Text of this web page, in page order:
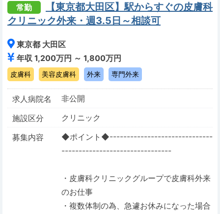
常勤
【東京都大田区】駅からすぐの皮膚科
クリニック外来・週3.5日～相談可
東京都 大田区
年収 1,200万円 ～ 1,800万円
皮膚科 美容皮膚科 外来 専門外来
求人病院名
非公開
施設区分
クリニック
募集内容
◆ポイント◆------------------------------
--------------------------------
・皮膚科クリニックグループで皮膚科外来
のお仕事
・複数体制の為、急遽お休みになった場合